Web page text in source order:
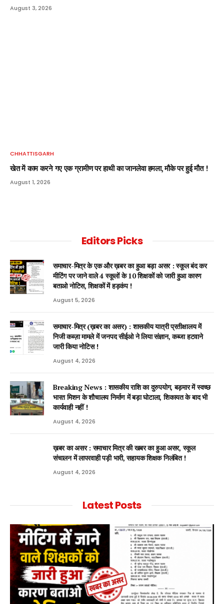
August 3, 2026
CHHATTISGARH
खेत में काम करने गए एक ग्रामीण पर हाथी का जानलेवा हमला, मौके पर हुई मौत !
August 1, 2026
Editors Picks
समाचार-मित्र के एक और ख़बर का हुआ बड़ा असर : स्कूल बंद कर
मीटिंग पर जाने वाले 4 स्कूलों के 10 शिक्षकों को जारी हुआ कारण
बताओ नोटिस, शिक्षकों में हड़कंप !
August 5, 2026
समाचार-मित्र (ख़बर का असर) : शासकीय यात्री प्रतीक्षालय में
निजी कब्ज़ा मामले में जनपद सीईओ ने लिया संज्ञान, कब्जा हटवाने
जारी किया नोटिस !
August 4, 2026
Breaking News : शासकीय राशि का दुरुपयोग, बड़मार में स्वच्छ
भारत मिशन के शौचालय निर्माण में बड़ा घोटाला, शिकायत के बाद भी
कार्यवाही नहीं !
August 4, 2026
ख़बर का असर : समाचार मित्र की खबर का हुआ असर, स्कूल
संचालन में लापरवाही पड़ी भारी, सहायक शिक्षक निलंबित !
August 4, 2026
Latest Posts